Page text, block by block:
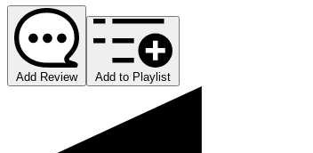
Add Review Add to Playlist